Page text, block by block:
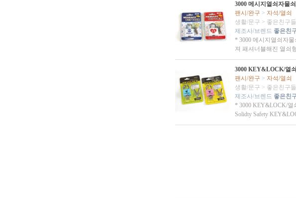
3000 메시지열쇠자물
팬시/완구 > 자석/열쇠
생활/문구 > 좋은친구들
제조사/브렌드 좋은친
* 3000 메시지열쇠자
져 패셔너블해진 열쇠
3000 KEY&LOCK/열
팬시/완구 > 자석/열쇠
생활/문구 > 좋은친구들
제조사/브렌드 좋은친
* 3000 KEY&LOCK/열
Solidty Safety